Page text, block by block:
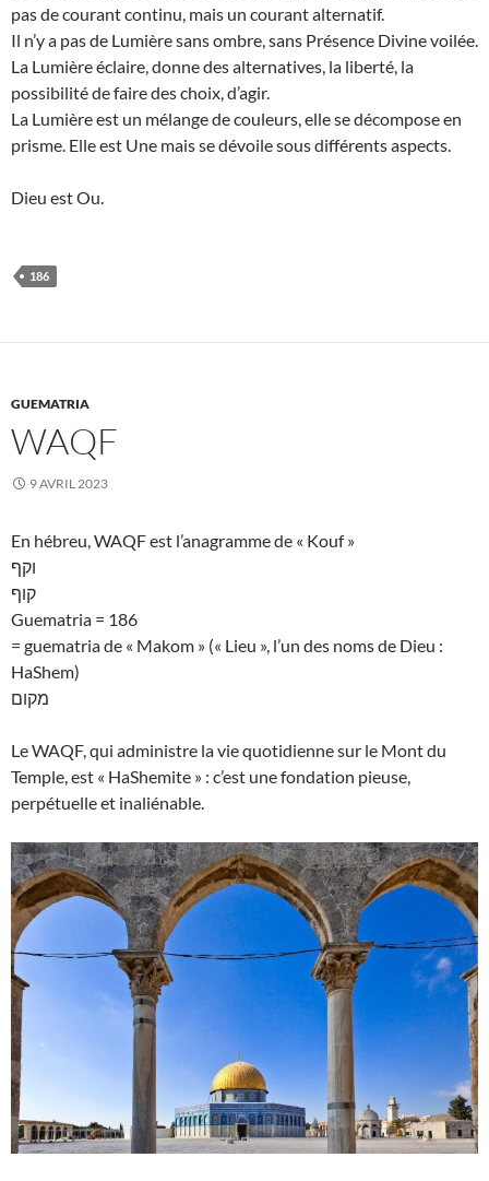
pas de courant continu, mais un courant alternatif.
Il n’y a pas de Lumière sans ombre, sans Présence Divine voilée.
La Lumière éclaire, donne des alternatives, la liberté, la
possibilité de faire des choix, d’agir.
La Lumière est un mélange de couleurs, elle se décompose en
prisme. Elle est Une mais se dévoile sous différents aspects.
Dieu est Ou.
186
GUEMATRIA
WAQF
9 AVRIL 2023
En hébreu, WAQF est l’anagramme de « Kouf »
וקף
קוף
Guematria = 186
= guematria de « Makom » (« Lieu », l’un des noms de Dieu :
HaShem)
מקום
Le WAQF, qui administre la vie quotidienne sur le Mont du
Temple, est « HaShemite » : c’est une fondation pieuse,
perpétuelle et inaliénable.